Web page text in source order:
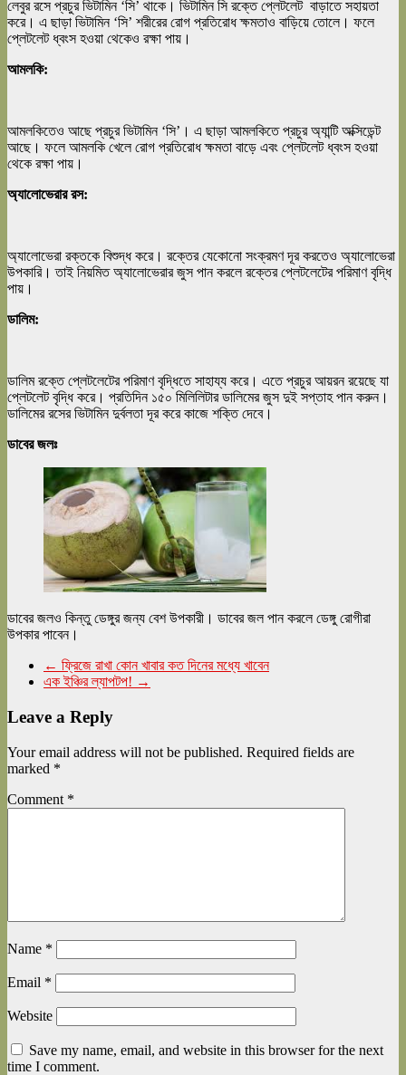
লেবুর রসে প্রচুর ভিটামিন ‘সি’ থাকে। ভিটামিন সি রক্তে প্লেটলেট বাড়াতে সহায়তা
করে। এ ছাড়া ভিটামিন ‘সি’ শরীরের রোগ প্রতিরোধ ক্ষমতাও বাড়িয়ে তোলে। ফলে
প্লেটলেট ধ্বংস হওয়া থেকেও রক্ষা পায়।
আমলকি:
আমলকিতেও আছে প্রচুর ভিটামিন ‘সি’। এ ছাড়া আমলকিতে প্রচুর অ্যান্টি অক্সিডেন্ট
আছে। ফলে আমলকি খেলে রোগ প্রতিরোধ ক্ষমতা বাড়ে এবং প্লেটলেট ধ্বংস হওয়া
থেকে রক্ষা পায়।
অ্যালোভেরার রস:
অ্যালোভেরা রক্তকে বিশুদ্ধ করে। রক্তের যেকোনো সংক্রমণ দূর করতেও অ্যালোভেরা
উপকারি। তাই নিয়মিত অ্যালোভেরার জুস পান করলে রক্তের প্লেটলেটের পরিমাণ বৃদ্ধি
পায়।
ডালিম:
ডালিম রক্তে প্লেটলেটের পরিমাণ বৃদ্ধিতে সাহায্য করে। এতে প্রচুর আয়রন রয়েছে যা
প্লেটলেট বৃদ্ধি করে। প্রতিদিন ১৫০ মিলিলিটার ডালিমের জুস দুই সপ্তাহ পান করুন।
ডালিমের রসের ভিটামিন দুর্বলতা দূর করে কাজে শক্তি দেবে।
ডাবের জলঃ
ডাবের জলও কিন্তু ডেঙ্গুর জন্য বেশ উপকারী। ডাবের জল পান করলে ডেঙ্গু রোগীরা
উপকার পাবেন।
← ফ্রিজে রাখা কোন খাবার কত দিনের মধ্যে খাবেন
এক ইঞ্চির ল্যাপটপ! →
Leave a Reply
Your email address will not be published. Required fields are
marked *
Comment *
Name *
Email *
Website
Save my name, email, and website in this browser for the next
time I comment.